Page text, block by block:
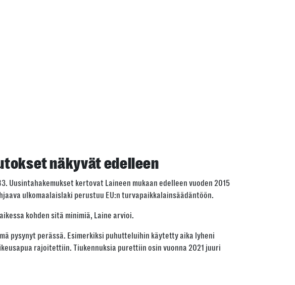
näkyvät edelleen
Uusintahakemukset kertovat Laineen mukaan edelleen vuoden 2015
ulkomaalaislaki perustuu EU:n turvapaikkalainsäädäntöön.
kohden sitä minimiä, Laine arvioi.
pysynyt perässä. Esimerkiksi puhutteluihin käytetty aika lyheni
rajoitettiin. Tiukennuksia purettiin osin vuonna 2021 juuri